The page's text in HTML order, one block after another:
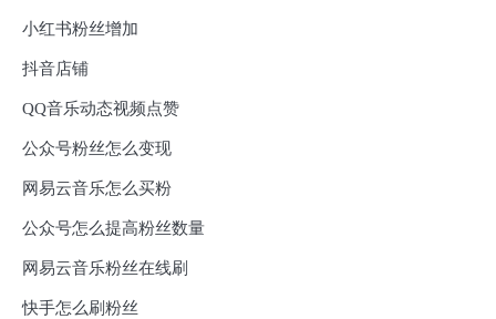
小红书粉丝增加
抖音店铺
QQ音乐动态视频点赞
公众号粉丝怎么变现
网易云音乐怎么买粉
公众号怎么提高粉丝数量
网易云音乐粉丝在线刷
快手怎么刷粉丝